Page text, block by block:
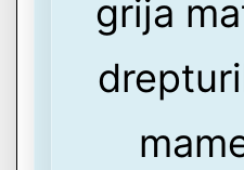
grija